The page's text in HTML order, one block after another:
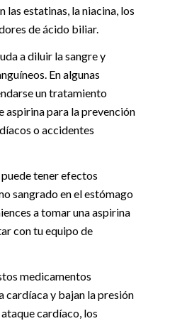
las estatinas, la niacina, los
de ácido biliar.
a diluir la sangre y
En algunas
un tratamiento
aspirina para la prevención
o accidentes
tener efectos
sangrado en el estómago
a tomar una aspirina
con tu equipo de
medicamentos
cardíaca y bajan la presión
cardíaco, los